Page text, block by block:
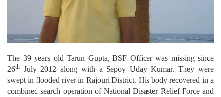
The 39 years old Tarun Gupta, BSF Officer was missing since
26th July 2012 along with a Sepoy Uday Kumar. They were
swept in flooded river in Rajouri District. His body recovered in a
combined search operation of National Disaster Relief Force and